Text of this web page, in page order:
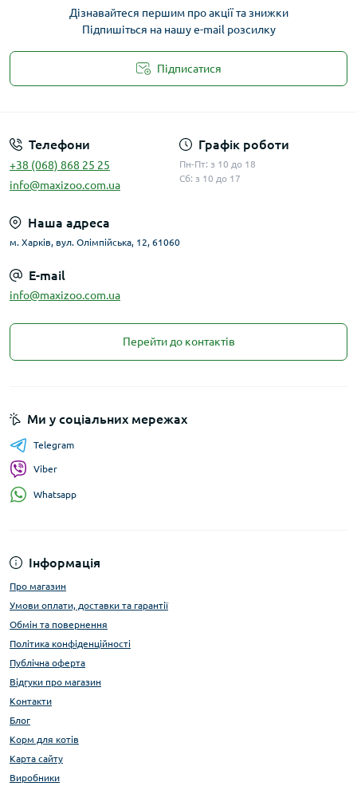
Дізнавайтеся першим про акції та знижки
Підпишіться на нашу e-mail розсилку
Підписатися
Телефони
+38 (068) 868 25 25
info@maxizoo.com.ua
Графік роботи
Пн-Пт: з 10 до 18
Сб: з 10 до 17
Наша адреса
м. Харків, вул. Олімпійська, 12, 61060
E-mail
info@maxizoo.com.ua
Перейти до контактів
Інформація
Про магазин
Умови оплати, доставки та гарантії
Обмін та повернення
Політика конфіденційності
Публічна оферта
Відгуки про магазин
Контакти
Блог
Корм для котів
Карта сайту
Виробники
Ми у соціальних мережах
Telegram
Viber
Whatsapp